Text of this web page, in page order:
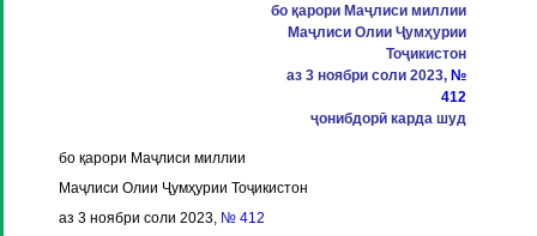
бо қарори Маҷлиси миллии
Маҷлиси Олии Ҷумҳурии
Тоҷикистон
аз 3 ноябри соли 2023, №
412
ҷонибдорӣ карда шуд
бо қарори Маҷлиси миллии
Маҷлиси Олии Ҷумҳурии Тоҷикистон
аз 3 ноябри соли 2023, № 412